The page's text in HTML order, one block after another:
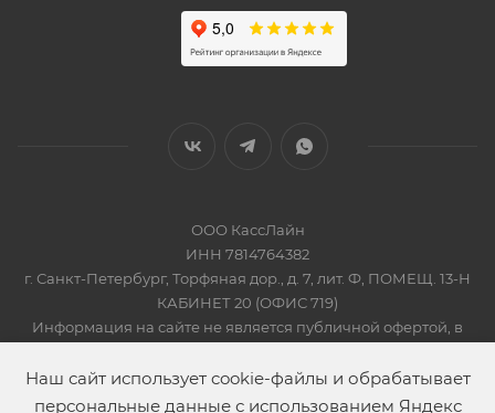
ООО КассЛайн
ИНН 7814764382
г. Санкт-Петербург, Торфяная дор., д. 7, лит. Ф, ПОМЕЩ. 13-Н
КАБИНЕТ 20 (ОФИС 719)
Информация на сайте не является публичной офертой, в
2019-2026 © КАССЛАЙН
Наш сайт использует cookie-файлы и обрабатывает
персональные данные с использованием Яндекс